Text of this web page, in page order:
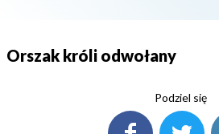
Orszak króli odwołany
Podziel się